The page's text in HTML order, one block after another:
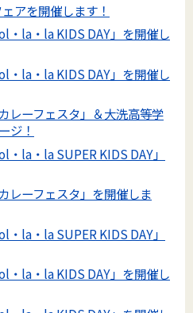
アを開催します！
・la・la KIDS DAY」を開催し
・la・la KIDS DAY」を開催し
レーフェスタ」＆大洗高等学
ジ！
la・la SUPER KIDS DAY」
レーフェスタ」を開催しま
la・la SUPER KIDS DAY」
・la・la KIDS DAY」を開催し